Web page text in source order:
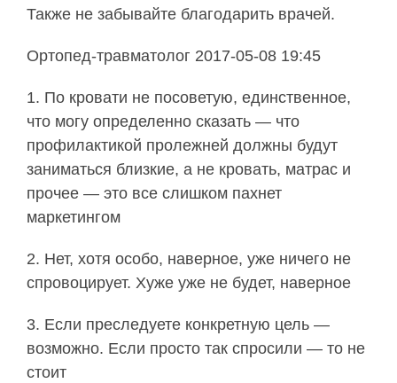
Также не забывайте благодарить врачей.
Ортопед-травматолог 2017-05-08 19:45
1. По кровати не посоветую, единственное,
что могу определенно сказать — что
профилактикой пролежней должны будут
заниматься близкие, а не кровать, матрас и
прочее — это все слишком пахнет
маркетингом
2. Нет, хотя особо, наверное, уже ничего не
спровоцирует. Хуже уже не будет, наверное
3. Если преследуете конкретную цель —
возможно. Если просто так спросили — то не
стоит